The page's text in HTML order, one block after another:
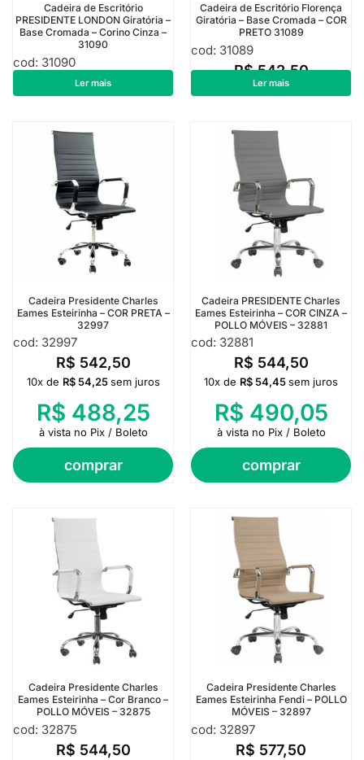
Cadeira de Escritório
PRESIDENTE LONDON Giratória –
Base Cromada – Corino Cinza –
31090
cod: 31090
R$536,25
Ler mais
Cadeira de Escritório Florença
Giratória – Base Cromada – COR
PRETO 31089
cod: 31089
R$542,50
Ler mais
Cadeira Presidente Charles
Eames Esteirinha – COR PRETA –
32997
cod: 32997
R$ 542,50
comprar
10x de R$54,25 sem juros
R$ 488,25
à vista no Pix / Boleto
Cadeira PRESIDENTE Charles
Eames Esteirinha – COR CINZA –
POLLO MÓVEIS – 32881
cod: 32881
R$ 544,50
comprar
10x de R$54,45sem juros
R$ 490,05
à vista no Pix / Boleto
Cadeira Presidente Charles
Eames Esteirinha – Cor Branco –
POLLO MÓVEIS – 32875
cod: 32875
R$ 544,50
Cadeira Presidente Charles
Eames Esteirinha Fendi – POLLO
MÓVEIS – 32897
cod: 32897
R$ 577,50